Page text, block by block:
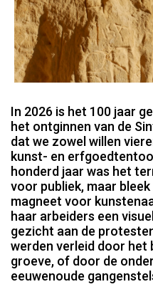
In 2026 is het 100 jaar
het ontginnen van de
dat we zowel willen
kunst- en
honderd jaar was het
voor publiek, maar
magneet voor
haar arbeiders een
gezicht aan de
werden verleid door het
groeve, of door de
eeuwenoude